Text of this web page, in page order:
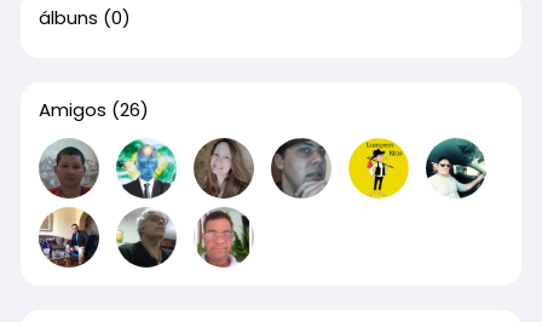
álbuns (0)
Amigos (26)